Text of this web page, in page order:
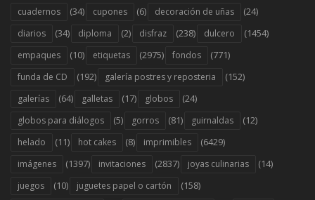
cuadernos (34) cupones (6) decoración de uñas (24)
diarios (34) diploma (2) disfraz (238) dulcero (1454)
empaques (10) etiquetas (2975) fondos (771)
funda de CD (192) galería postres y reposteria (152)
galerías (64) galletas (17) globos (24)
globos para diálogos (5) gorros (81) guirnaldas (12)
helado (11) hot cakes (8) imprimibles (6429)
imágenes (1397) invitaciones (2837) joyas culinarias (14)
juegos (10) juguetes papel o cartón (158)